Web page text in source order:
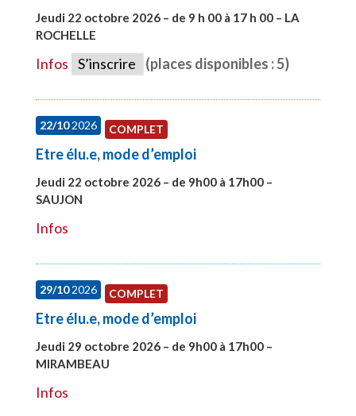
Jeudi 22 octobre 2026 – de 9 h 00 à 17 h 00 – LA
ROCHELLE
Infos S’inscrire (places disponibles : 5)
22/102026 COMPLET
Etre élu.e, mode d’emploi
Jeudi 22 octobre 2026 – de 9h00 à 17h00 –
SAUJON
Infos
29/102026 COMPLET
Etre élu.e, mode d’emploi
Jeudi 29 octobre 2026 – de 9h00 à 17h00 –
MIRAMBEAU
Infos